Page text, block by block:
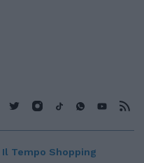
Il Tempo Shopping